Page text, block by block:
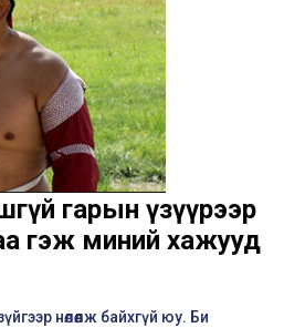
гарын үзүүрээр
гэж миний хажууд
нөлөөлж байхгүй юу. Би